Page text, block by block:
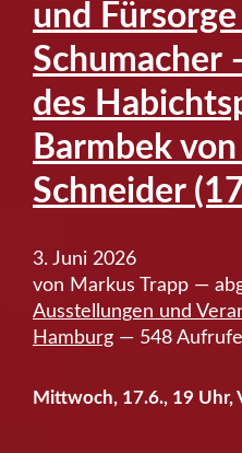
seine
eigenen
Grundlagen
verschlingt“
von
Nancy
Fraser
und
Schumacher
des
Barmbek von
Schneider
3. Juni 2026
von Markus Trapp —
Ausstellungen und
Hamburg — 548 Aufrufe
Mittwoch, 17.6., 19 Uhr,